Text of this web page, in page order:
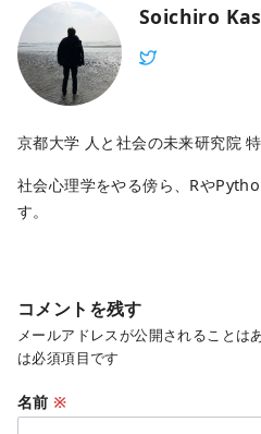
Soichiro
京都大学 人と社会の未来研究院
社会心理学をやる傍ら、Rや
す。
コメントを残す
メールアドレスが公開されることは
は必須項目です
名前※